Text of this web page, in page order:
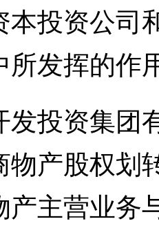
本投资公司
所发挥的作
资集团
物产股权划
产主营业务